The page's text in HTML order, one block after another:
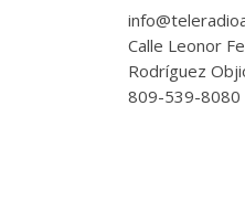
Calle Leonor
Rodríguez
809-539-8080